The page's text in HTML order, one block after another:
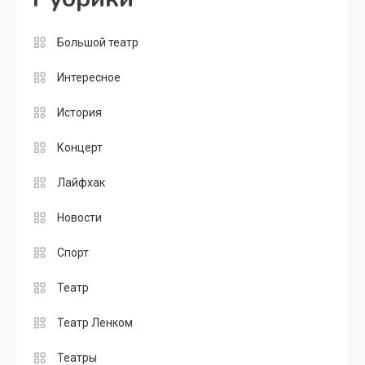
Большой театр
Интересное
История
Концерт
Лайфхак
Новости
Спорт
Театр
Театр Ленком
Театры